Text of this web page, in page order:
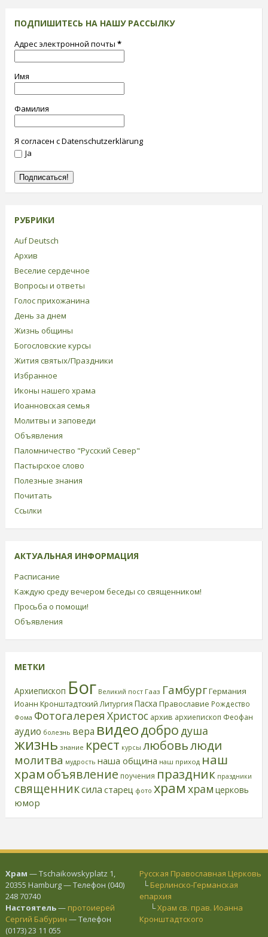
ПОДПИШИТЕСЬ НА НАШУ РАССЫЛКУ
Адрес электронной почты *
Имя
Фамилия
Я согласен с Datenschutzerklärung
Ja
РУБРИКИ
Auf Deutsch
Архив
Веселие сердечное
Вопросы и ответы
Голос прихожанина
День за днем
Жизнь общины
Богословские курсы
Жития святых/Праздники
Избранное
Иконы нашего храма
Иоанновская семья
Молитвы и заповеди
Объявления
Паломничество "Русский Север"
Пастырское слово
Полезные знания
Почитать
Ссылки
АКТУАЛЬНАЯ ИНФОРМАЦИЯ
Расписание
Каждую среду вечером беседы со священником!
Просьба о помощи!
Объявления
МЕТКИ
Архиепископ Бог Великий пост Гааз ГамбургГермания
Иоанн Кронштадтский Литургия Пасха Православие Рождество
Фома Фотогалерея Христос архив архиепископ Феофан
аудио болезнь вера видеодобро душа
жизнь знание крест курсы любовьлюди
молитва мудрость наша община наш приход наш
храмобъявление поучения праздник праздники
священниксила старец фото храм храм церковь
юмор
Храм — Tschaikowskyplatz 1,
20355 Hamburg — Телефон (040)
248 70740
Настоятель— протоиерей
Сергий Бабурин — Телефон
(0173) 23 11 055
Русская Православная Церковь
└Берлинско-Германская
епархия
└Храм св. прав. Иоанна
Кронштадтского